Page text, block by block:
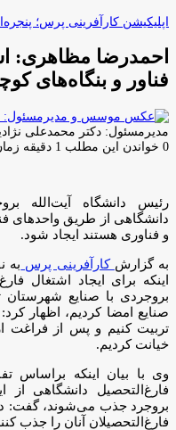
اپلیکیشن کارآفرینی پرس؛
احمدرضا مظاهری:
فناور و بنگاه‌های
مدیرمسئول: دکتر محمدعلی
0 خواندن این مطلب 1 دقیقه زمان میبرد
رئیس دانشگاه آیت‌الله
دانشگاهی از طریق واحدهای
و فناوری هستند ایجاد شود.
به گزارش کارآفرینی پرس به
اینکه برای ایجاد اشتغال
بروجردی با صنایع شهرستان
صنایع امضا کردیم، اظهار
تربیت کنیم و پس از فراغت
خیانت کردیم.
فارغ‌التحصیل دانشگاهی از
بروجرد جذب می‌شوند، گفت:
فارغ‌التحصیلان آنان را جذب